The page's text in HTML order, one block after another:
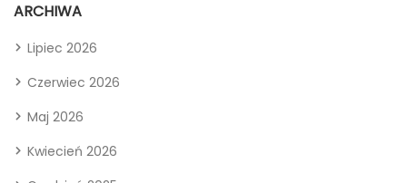
ARCHIWA
Lipiec 2026
Czerwiec 2026
Maj 2026
Kwiecień 2026